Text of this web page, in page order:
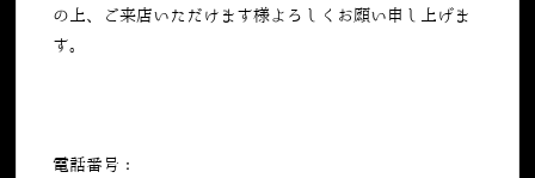
の上、ご来店いただけます様よろしくお願い申し上げま
す。
電話番号：